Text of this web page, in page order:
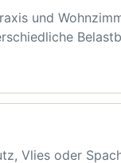
und
Vlies oder